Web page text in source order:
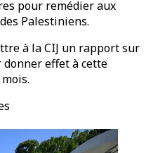
pour remédier aux
Palestiniens.
à la CIJ un rapport sur
effet à cette